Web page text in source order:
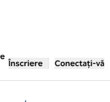
, deschide o filă nouă
Înscriere Conectați-vă